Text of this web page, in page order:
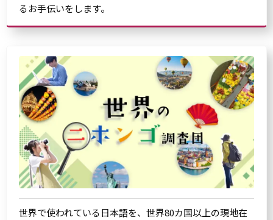
るお手伝いをします。
世界で使われている日本語を、世界80カ国以上の現地在